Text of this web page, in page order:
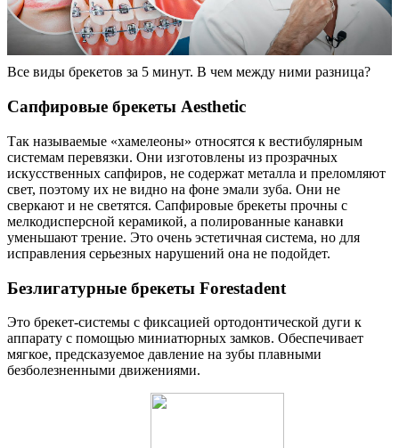
Все виды брекетов за 5 минут. В чем между ними разница?
Сапфировые брекеты Aesthetic
Так называемые «хамелеоны» относятся к вестибулярным
системам перевязки. Они изготовлены из прозрачных
искусственных сапфиров, не содержат металла и преломляют
свет, поэтому их не видно на фоне эмали зуба. Они не
сверкают и не светятся. Сапфировые брекеты прочны с
мелкодисперсной керамикой, а полированные канавки
уменьшают трение. Это очень эстетичная система, но для
исправления серьезных нарушений она не подойдет.
Безлигатурные брекеты Forestadent
Это брекет-системы с фиксацией ортодонтической дуги к
аппарату с помощью миниатюрных замков. Обеспечивает
мягкое, предсказуемое давление на зубы плавными
безболезненными движениями.